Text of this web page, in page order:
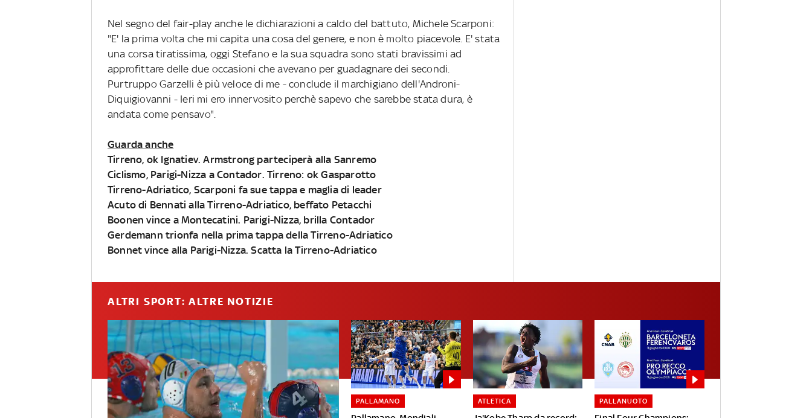
Nel segno del fair-play anche le dichiarazioni a caldo del battuto, Michele Scarponi:
"E' la prima volta che mi capita una cosa del genere, e non è molto piacevole. E' stata
una corsa tiratissima, oggi Stefano e la sua squadra sono stati bravissimi ad
approfittare delle due occasioni che avevano per guadagnare dei secondi.
Purtruppo Garzelli è più veloce di me - conclude il marchigiano dell'Androni-
Diquigiovanni - Ieri mi ero innervosito perchè sapevo che sarebbe stata dura, è
andata come pensavo".
Guarda anche
Tirreno, ok Ignatiev. Armstrong parteciperà alla Sanremo
Ciclismo, Parigi-Nizza a Contador. Tirreno: ok Gasparotto
Tirreno-Adriatico, Scarponi fa sue tappa e maglia di leader
Acuto di Bennati alla Tirreno-Adriatico, beffato Petacchi
Boonen vince a Montecatini. Parigi-Nizza, brilla Contador
Gerdemann trionfa nella prima tappa della Tirreno-Adriatico
Bonnet vince alla Parigi-Nizza. Scatta la Tirreno-Adriatico
ALTRI SPORT: ALTRE NOTIZIE
PALLAMANO ATLETICA PALLANUOTO